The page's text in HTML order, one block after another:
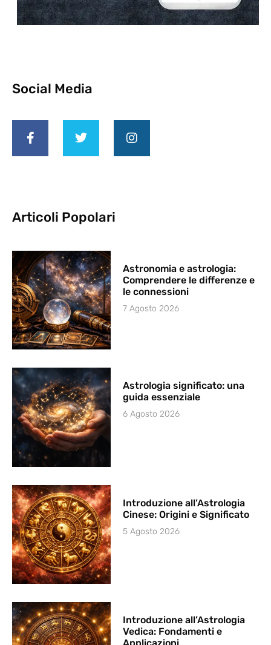
Social Media
Articoli Popolari
Astronomia e astrologia:
Comprendere le differenze e
le connessioni
7 Agosto 2026
Astrologia significato: una
guida essenziale
6 Agosto 2026
Introduzione all’Astrologia
Cinese: Origini e Significato
5 Agosto 2026
Introduzione all’Astrologia
Vedica: Fondamenti e
Applicazioni